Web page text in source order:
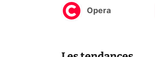
Opera